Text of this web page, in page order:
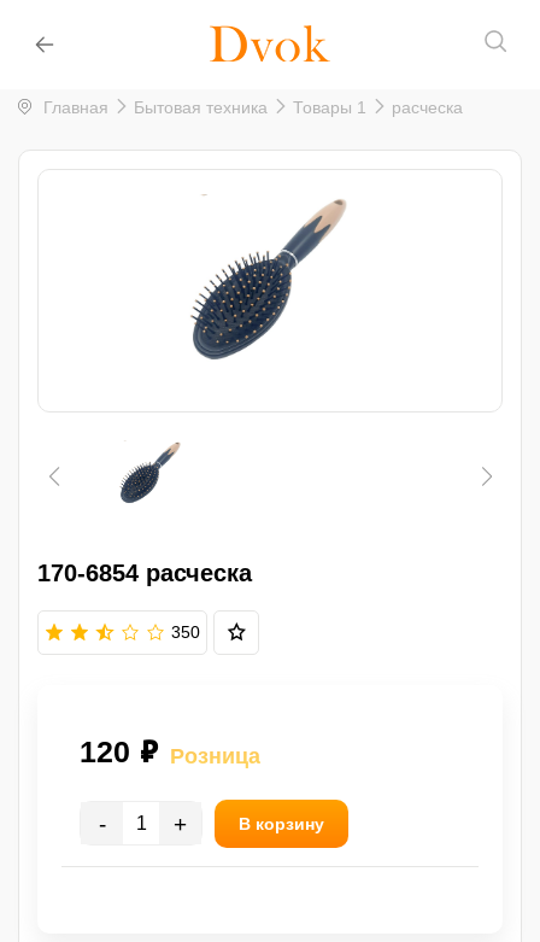
Главная Бытовая техника Товары 1 расческа
170-6854 расческа
350
120 ₽ Розница
- + В корзину